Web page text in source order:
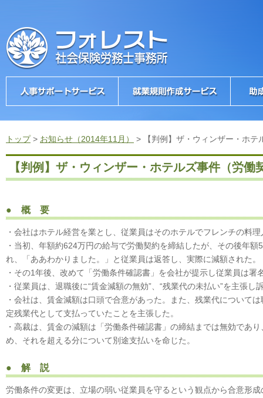
トップ> お知らせ（2014年11月） > 【判例】ザ・ウィンザー・ホ
【判例】ザ・ウィンザー・ホテルズ事件（労働
● 概 要
・会社はホテル経営を業とし、従業員はそのホテルでフレンチの料
・当初、年額約624万円の給与で労働契約を締結したが、その後年
れ、「ああわかりました。」と従業員は返答し、実際に減額された。
・その1年後、改めて「労働条件確認書」を会社が提示し従業員は署
・従業員は、退職後に“賃金減額の無効”、“残業代の未払い”を主張し
・会社は、賃金減額は口頭で合意があった。また、残業代について
定残業代として支払っていたことを主張した。
・高裁は、賃金の減額は「労働条件確認書」の締結までは無効であ
め、それを超える分について別途支払いを命じた。
● 解 説
労働条件の変更は、立場の弱い従業員を守るという観点から合意形